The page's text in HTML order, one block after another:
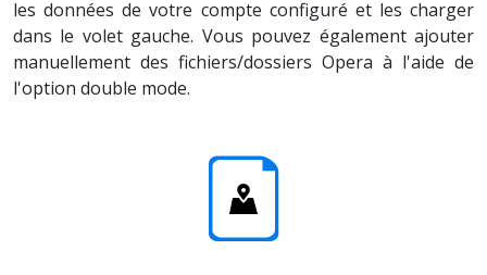
les données de votre compte configuré et les charger
dans le volet gauche. Vous pouvez également ajouter
manuellement des fichiers/dossiers Opera à l'aide de
l'option double mode.